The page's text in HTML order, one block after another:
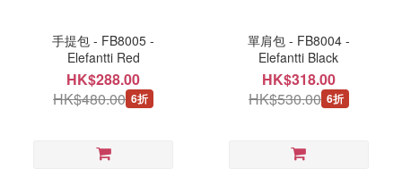
手提包 - FB8005 -
Elefantti Red
HK$288.00
HK$480.00 6折
單肩包 - FB8004 -
Elefantti Black
HK$318.00
HK$530.00 6折